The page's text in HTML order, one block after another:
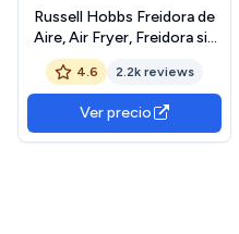
Russell Hobbs Freidora de
Aire, Air Fryer, Freidora sin
Aceite 8,3 L, XXL [tamaño
compacto, bajo nivel ruido,
pizzas de 26 cm] Satisfry
(piezas aptas lavavajillas,
pantalla táctil, grill) 27632-
4.6 2.2k reviews
Ver precio